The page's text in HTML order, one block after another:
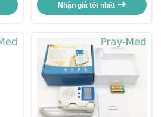
Nhận giá tốt nhất